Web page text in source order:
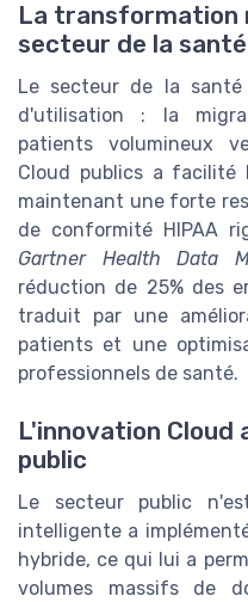
La transformation
secteur de la
Le secteur de la
d'utilisation : la
patients volumineux
Cloud publics a facilité
maintenant une forte
de conformité HIPAA
Gartner Health Data
réduction de 25% des
traduit par une
patients et une
professionnels de santé.
L'innovation Cloud
public
Le secteur public
intelligente a
hybride, ce qui lui a
volumes massifs de